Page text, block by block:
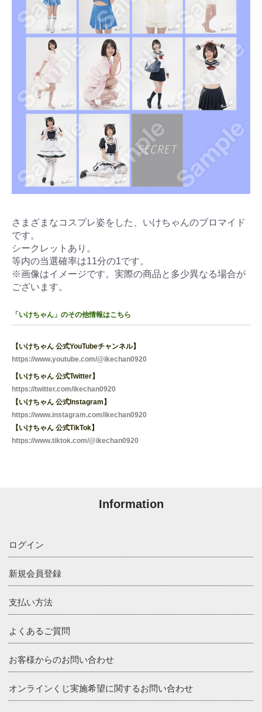
さまざまなコスプレ姿をした、いけちゃんのブロマイド
です。
シークレットあり。
等内の当選確率は11分の1です。
※画像はイメージです。実際の商品と多少異なる場合が
ございます。
「いけちゃん」のその他情報はこちら
【いけちゃん 公式YouTubeチャンネル】
https://www.youtube.com/@ikechan0920
【いけちゃん 公式Twitter】
https://twitter.com/ikechan0920
【いけちゃん 公式Instagram】
https://www.instagram.com/ikechan0920
【いけちゃん 公式TikTok】
https://www.tiktok.com/@ikechan0920
Information
ログイン
新規会員登録
支払い方法
よくあるご質問
お客様からのお問い合わせ
オンラインくじ実施希望に関するお問い合わせ